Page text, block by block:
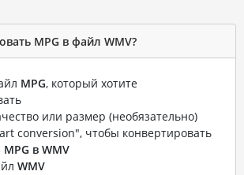
MPG в файл WMV?
MPG, который хотите
или размер (необязательно)
conversion", чтобы конвертировать
MPG в WMV
WMV